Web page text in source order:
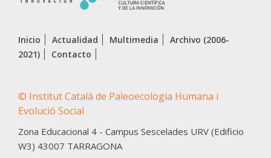
Inicio Actualidad Multimedia
Archivo (2006-
2021)
Contacto
© Institut Català de Paleoecologia Humana i
Evolució Social
Zona Educacional 4 - Campus Sescelades URV (Edificio
W3) 43007 TARRAGONA